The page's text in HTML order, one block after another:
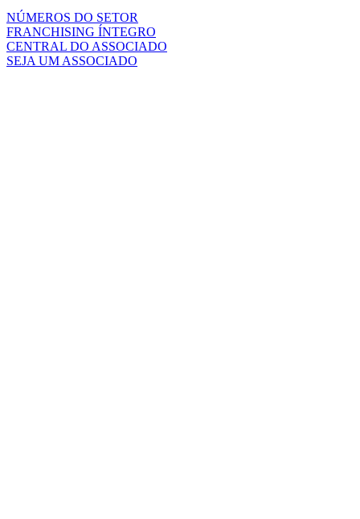
NÚMEROS DO SETOR
FRANCHISING ÍNTEGRO
CENTRAL DO ASSOCIADO
SEJA UM ASSOCIADO